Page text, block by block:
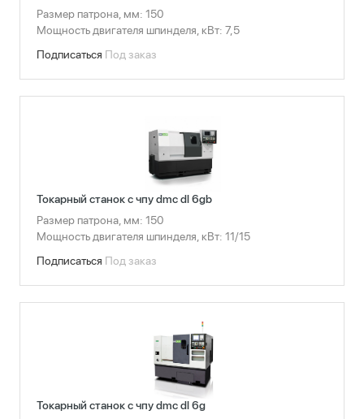
Размер патрона, мм: 150
Мощность двигателя шпинделя, кВт: 7,5
Подписаться Под заказ
Токарный станок с чпу dmc dl 6gb
Размер патрона, мм: 150
Мощность двигателя шпинделя, кВт: 11/15
Подписаться Под заказ
Токарный станок с чпу dmc dl 6g